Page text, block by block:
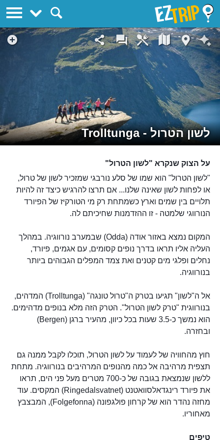
לשון הטרול - Trolltunga
על הצוק שנקרא "לשון הטרול"
"לשון הטרול" הוא שמו של סלע נורבגי שמזכיר לשון של טרול,
או לפחות לשון שאינה שלנו... אם תרצו להרגיש כיצד זה להיות
תלויים בין שמים וארץ כשמתחת רק מי הטורקיז של הפיורד
הנורווגי שלמטה - זו ההזדמנות שחיכיתם לה.
המקום נמצא באזור אודה (Odda) שבמערב נורווגיה. במהלך
העליה אליו תראו בדרך נופים קסומים, עם אגמים, פיורד,
נחלים ופלגי מים קטנים ואת צמד המפלים הגבוהים ביותר
בנורווגיה.
אל ה"לשון" תגיעו בטרק ה"טרול טונגה" (Trolltunga) המדהים,
בנורווגית "טרק לשון הטרול". הטרק הזה מלא בנופים מדהימים.
הוא נמשך כ-3.5 שעות בכל כיוון, מהעיר ברגן (Bergen)
ובחזרה.
חוץ מהחוויה של לעמוד על לשון הטרול, תוכלו לקבל ממנה גם
תצפית מרהיבה אל כמה מהנופים המרהיבים בנורווגיה. מתחת
ללשון שנמצאת בגובה של כ-700 מטרים מעל פני הים, תראו
את פיורד רינגדאלסוואטנט (Ringedalsvatnet) המקסים. עוד
מחזה נהדר הוא של קרחון פולגפונה (Folgefonna), המבצבץ
מאחוריו.
טיפים
EZTrip